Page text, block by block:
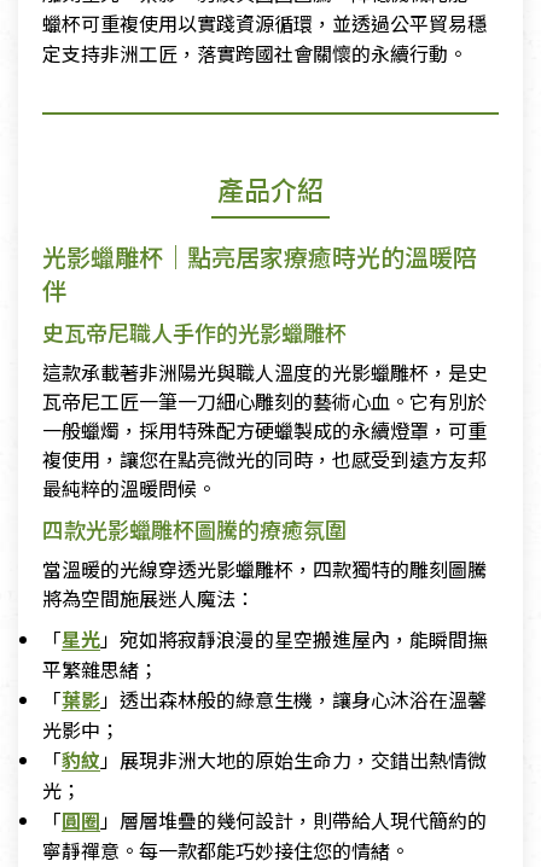
蠟杯可重複使用以實踐資源循環，並透過公平貿易穩
定支持非洲工匠，落實跨國社會關懷的永續行動。
產品介紹
光影蠟雕杯｜點亮居家療癒時光的溫暖陪
伴
史瓦帝尼職人手作的光影蠟雕杯
這款承載著非洲陽光與職人溫度的光影蠟雕杯，是史
瓦帝尼工匠一筆一刀細心雕刻的藝術心血。它有別於
一般蠟燭，採用特殊配方硬蠟製成的永續燈罩，可重
複使用，讓您在點亮微光的同時，也感受到遠方友邦
最純粹的溫暖問候。
四款光影蠟雕杯圖騰的療癒氛圍
當溫暖的光線穿透光影蠟雕杯，四款獨特的雕刻圖騰
將為空間施展迷人魔法：
「星光」宛如將寂靜浪漫的星空搬進屋內，能瞬間撫
平繁雜思緒；
「葉影」透出森林般的綠意生機，讓身心沐浴在溫馨
光影中；
「豹紋」展現非洲大地的原始生命力，交錯出熱情微
光；
「圓圈」層層堆疊的幾何設計，則帶給人現代簡約的
寧靜禪意。每一款都能巧妙接住您的情緒。